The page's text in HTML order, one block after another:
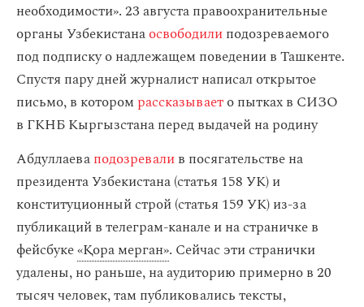
необходимости». 23 августа правоохранительные
органы Узбекистанаосвободилиподозреваемого
под подписку о надлежащем поведении в Ташкенте.
Спустя пару дней журналист написал открытое
письмо, в котором рассказываето пытках в СИЗО
в ГКНБ Кыргызстана перед выдачей на родину
Абдуллаеваподозревалив посягательстве на
президента Узбекистана (статья 158 УК) и
конституционный строй (статья 159 УК) из-за
публикаций в телеграм-канале и на страничке в
фейсбуке«Қора мерган». Сейчас эти странички
удалены, но раньше, на аудиторию примерно в 20
тысяч человек, там публиковались тексты,